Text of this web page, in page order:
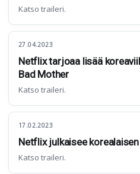
Katso traileri.
27.04.2023
Netflix tarjoaa lisää
Bad Mother
Katso traileri.
17.02.2023
Netflix julkaisee
Katso traileri.